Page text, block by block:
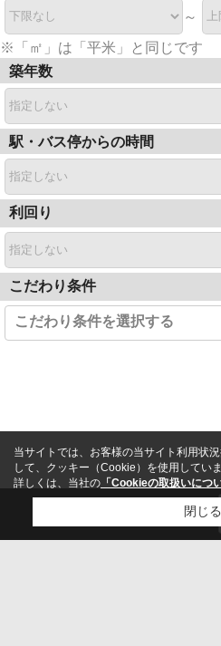
～
※「㎡」は「平米」と同じです
築年数
駅・バス停からの時間
利回り
こだわり条件
こだわり条件を選択する
当サイトでは、お客様の当サイト利用状
して、クッキー（Cookie）を使用していま
詳しくは、当社の 「Cookieの取扱いにつ
閉じる